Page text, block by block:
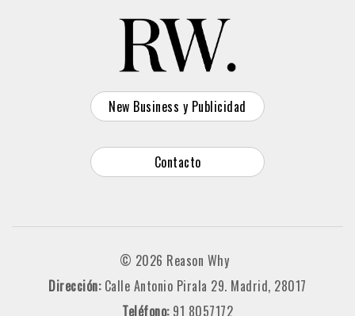
New Business y Publicidad
Contacto
© 2026 Reason Why
Dirección: Calle Antonio Pirala 29. Madrid, 28017
Teléfono: 91 8057172